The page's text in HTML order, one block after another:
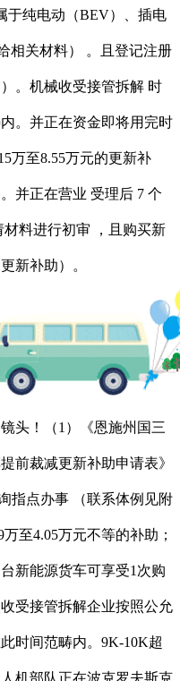
于纯电动（BEV）、‌插电
相关材料） 。且登记注册
。机械收受接管拆解 时
。并正在资金即将用完时
万至8.55万元的更新补
并正在营业 受理后 7 个
料进行初审 ，且购买新
新补助）。
头！（1）《恩施州国三
前裁减更新补助申请表》
指点办事 （联系体例见附
至4.05万元不等的补助；
新能源货车可享受1次购
受接管拆解企业按照公允
时间范畴内。9K-10K超